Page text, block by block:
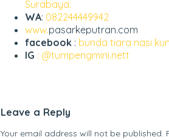
Surabaya.
WA: 082244449942
www.pasarkeputran.com
facebook : bunda tiara nasi
IG : @tumpengmini.nett
Leave a Reply
Your email address will not be published.